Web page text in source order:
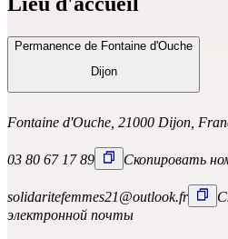
Permanence de Fontaine d'Ouche
Dijon
Fontaine d'Ouche, 21000 Dijon,
03 80 67 17 89 Скопировать
solidaritefemmes21@outlook.fr
электронной почты